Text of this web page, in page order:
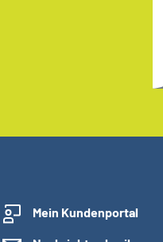
Mein Kundenportal